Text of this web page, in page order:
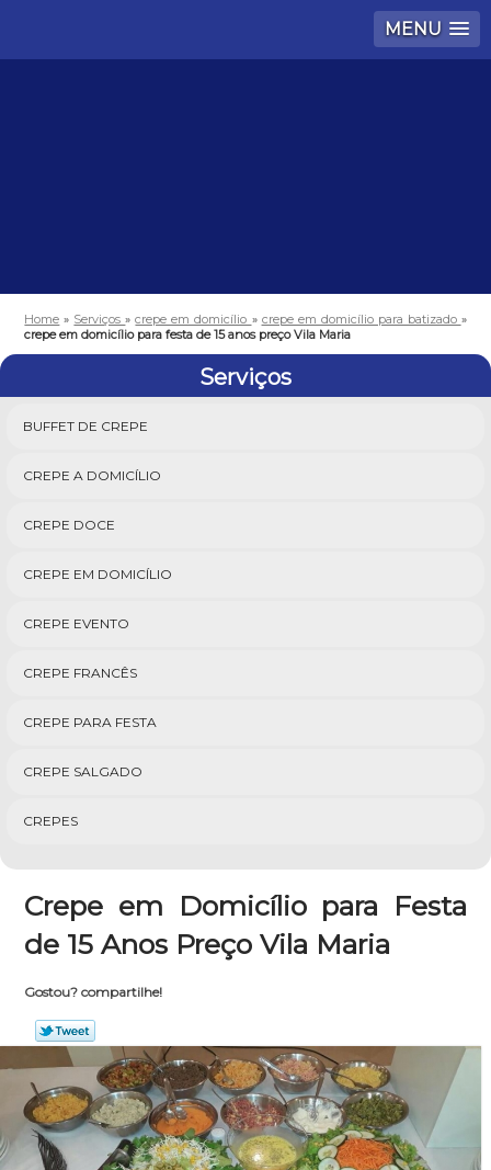
MENU
Home » Serviços»crepe em domicílio » crepe em domicílio para batizado »
crepe em domicílio para festa de 15 anos preço Vila Maria
Serviços
BUFFET DE CREPE
CREPE A DOMICÍLIO
CREPE DOCE
CREPE EM DOMICÍLIO
CREPE EVENTO
CREPE FRANCÊS
CREPE PARA FESTA
CREPE SALGADO
CREPES
Crepe em Domicílio para Festa
de 15 Anos Preço Vila Maria
Gostou? compartilhe!